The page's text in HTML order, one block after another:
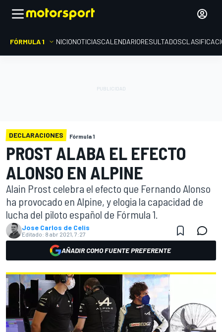
FÓRMULA 1 INICIONOTICIASCALENDARIORESULTADOS
DECLARACIONES Fórmula 1
PROST ALABA EL EFECTO
ALONSO EN ALPINE
Alain Prost celebra el efecto que Fernando Alonso
ha provocado en Alpine, y elogia la capacidad de
lucha del piloto español de Fórmula 1.
Jose Carlos de Celis
Editado: 8 abr 2021, 7:27
AÑADIR COMO FUENTE PREFERENTE